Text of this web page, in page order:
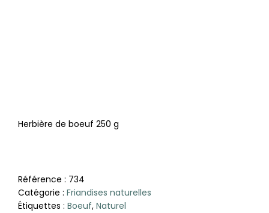
Herbière de boeuf 250 g
Référence : 734
Catégorie : Friandises naturelles
Étiquettes : Boeuf, Naturel